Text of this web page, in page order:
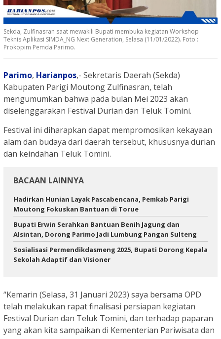
Sekda, Zulfinasran saat mewakili Bupati membuka kegiatan Workshop
Teknis Aplikasi SIMDA_NG Next Generation, Selasa (11/01/2022). Foto :
Prokopim Pemda Parimo.
Parimo, Harianpos,- Sekretaris Daerah (Sekda)
Kabupaten Parigi Moutong Zulfinasran, telah
mengumumkan bahwa pada bulan Mei 2023 akan
diselenggarakan Festival Durian dan Teluk Tomini.
Festival ini diharapkan dapat mempromosikan kekayaan
alam dan budaya dari daerah tersebut, khususnya durian
dan keindahan Teluk Tomini.
BACAAN LAINNYA
Hadirkan Hunian Layak Pascabencana, Pemkab Parigi
Moutong Fokuskan Bantuan di Torue
Bupati Erwin Serahkan Bantuan Benih Jagung dan
Alsintan, Dorong Parimo Jadi Lumbung Pangan Sulteng
Sosialisasi Permendikdasmeng 2025, Bupati Dorong Kepala
Sekolah Adaptif dan Visioner
“Kemarin (Selasa, 31 Januari 2023) saya bersama OPD
telah melakukan rapat finalisasi persiapan kegiatan
Festival Durian dan Teluk Tomini, dan terhadap paparan
yang akan kita sampaikan di Kementerian Pariwisata dan